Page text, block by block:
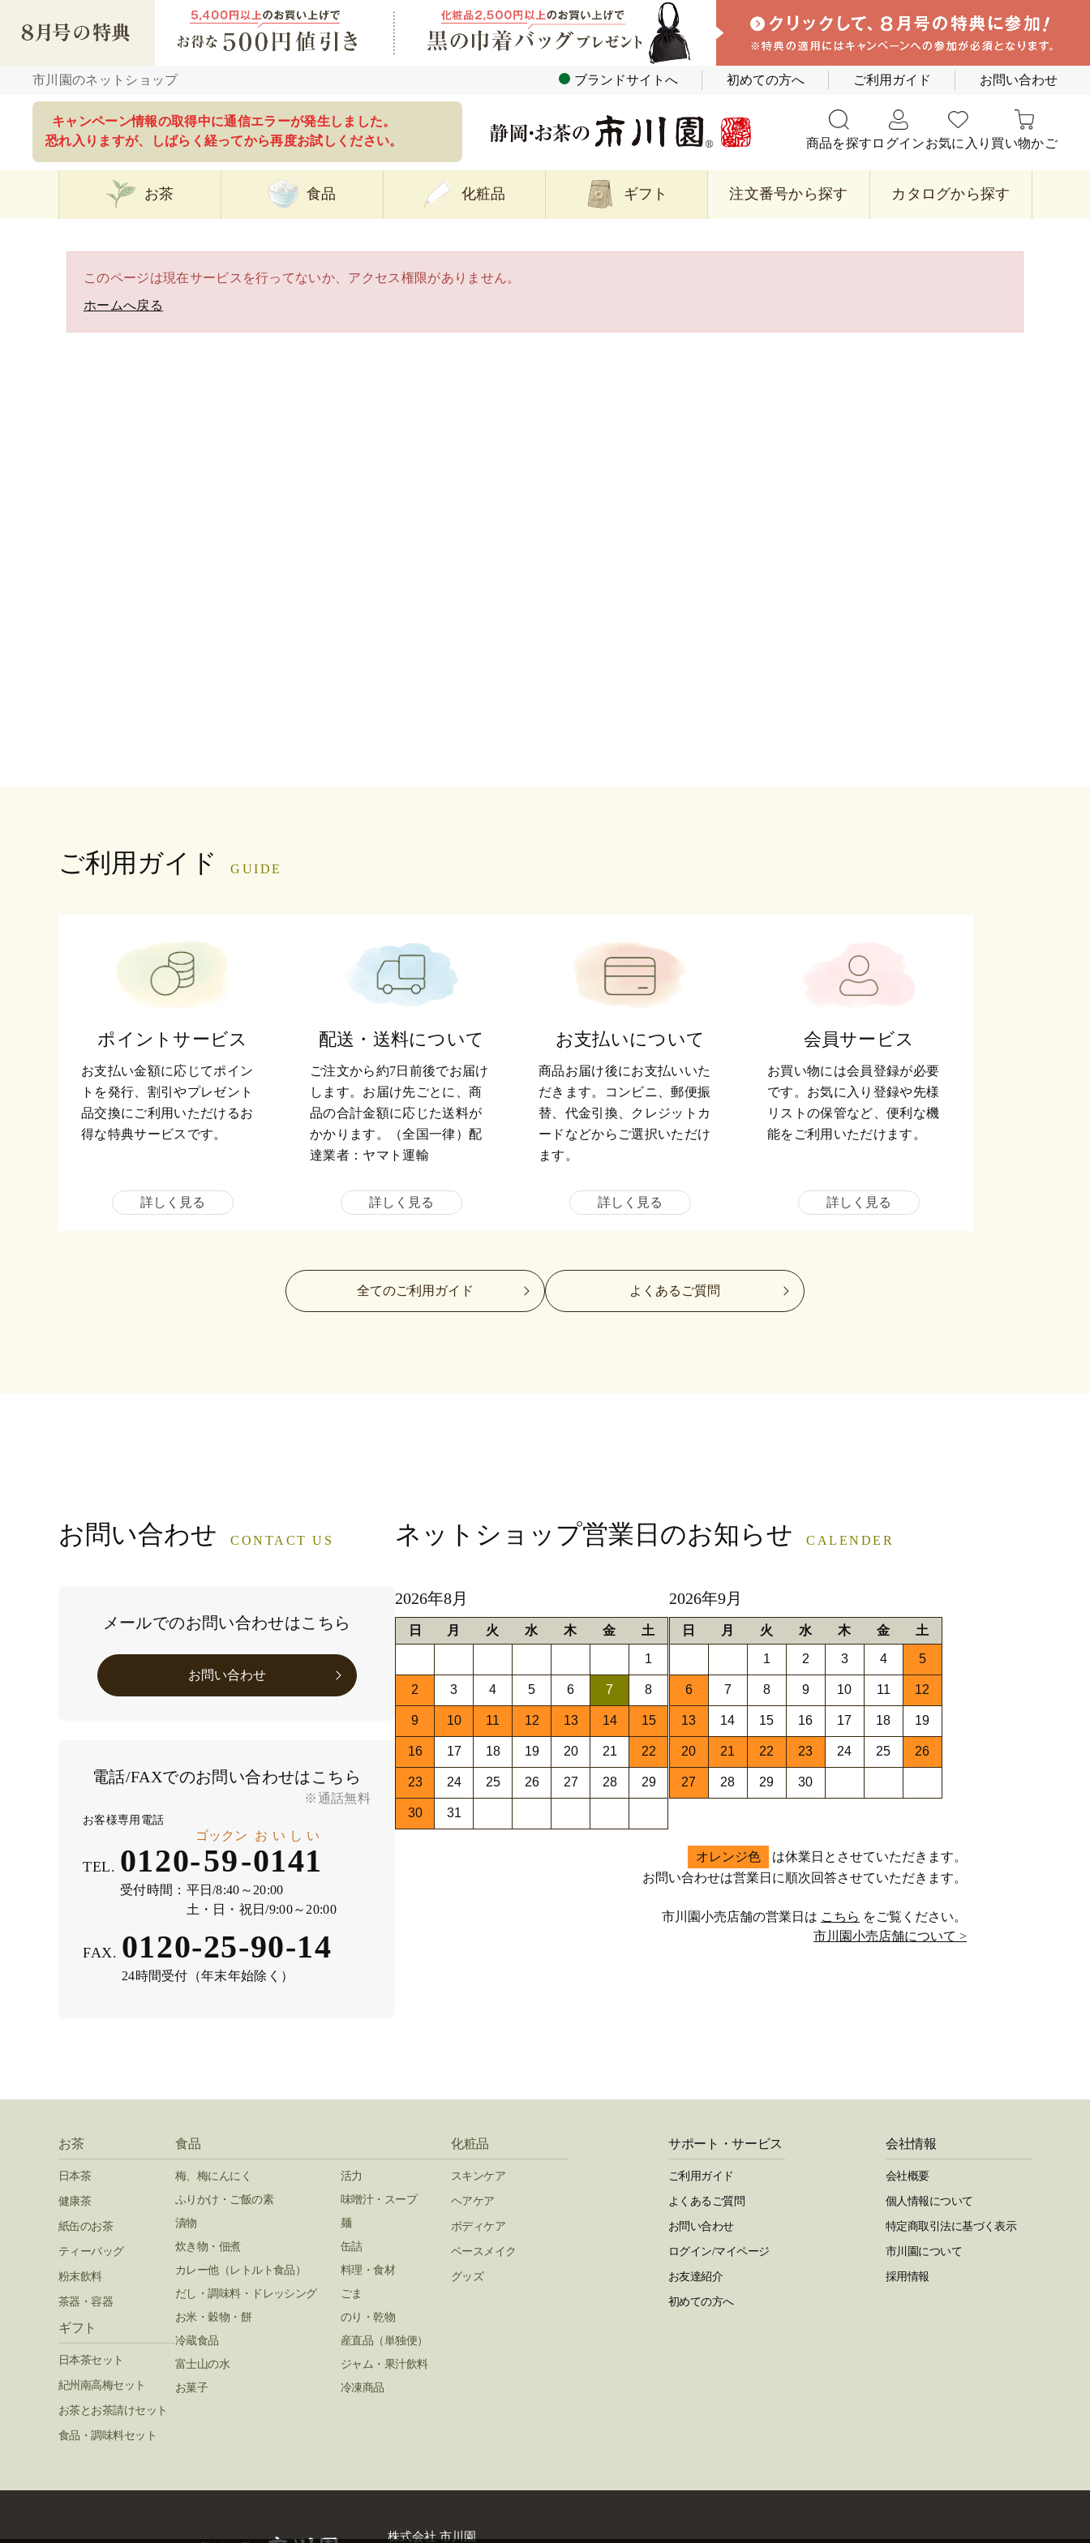
市川園のネットショップ ブランドサイトへ 初めての方へ ご利用ガイド お問い合わせ
キャンペーン情報の取得中に通信エラーが発生しました。
恐れ入りますが、しばらく経ってから再度お試しください。
商品を探す ログインお気に入り 買い物かご
お茶 食品 化粧品 ギフト 注文番号から探す カタログから探す
このページは現在サービスを行ってないか、アクセス権限がありません。
ホームへ戻る
ご利用ガイド GUIDE
ポイントサービス
お支払い金額に応じてポイン
トを発行、割引やプレゼント
品交換にご利用いただけるお
得な特典サービスです。
詳しく見る
配送・送料について
ご注文から約7日前後でお届け
します。お届け先ごとに、商
品の合計金額に応じた送料が
かかります。（全国一律）配
達業者：ヤマト運輸
詳しく見る
お支払いについて
商品お届け後にお支払いいた
だきます。コンビニ、郵便振
替、代金引換、クレジットカ
ードなどからご選択いただけ
ます。
詳しく見る
会員サービス
お買い物には会員登録が必要
です。お気に入り登録や先様
リストの保管など、便利な機
能をご利用いただけます。
詳しく見る
全てのご利用ガイド よくあるご質問
お問い合わせ CONTACT US
メールでのお問い合わせはこちら
お問い合わせ
電話/FAXでのお問い合わせはこちら
※通話無料
お客様専用電話
TEL. 0120-59
ゴックン
-0141
おいしい
受付時間： 平日/8:40～20:00
土・日・祝日/9:00～20:00
FAX. 0120-25-90-14
24時間受付（年末年始除く）
ネットショップ営業日 のお知らせ CALENDER
2026年8月
日 月 火 水 木 金 土
1
2 3 4 5 6 7 8
9 10 11 12 13 14 15
16 17 18 19 20 21 22
23 24 25 26 27 28 29
30 31
2026年9月
日 月 火 水 木 金 土
1 2 3 4 5
6 7 8 9 10 11 12
13 14 15 16 17 18 19
20 21 22 23 24 25 26
27 28 29 30
オレンジ色
は休業日とさせていただきます。
お問い合わせは営業日に順次回答させていただきます。
市川園小売店舗の営業日は こちら をご覧ください。
市川園小売店舗について >
お茶
日本茶
健康茶
紙缶のお茶
ティーバッグ
粉末飲料
茶器・容器
ギフト
日本茶セット
紀州南高梅セット
お茶とお茶請けセット
食品・調味料セット
食品
梅、梅にんにく
活力
ふりかけ・ご飯の素
味噌汁・スープ
漬物
麺
炊き物・佃煮
缶詰
カレー他（レトルト食品）
料理・食材
だし・調味料・ドレッシング
ごま
お米・穀物・餅
のり・乾物
冷蔵食品
産直品（単独便）
富士山の水
ジャム・果汁飲料
お菓子
冷凍商品
化粧品
スキンケア
ヘアケア
ボディケア
ベースメイク
グッズ
サポート・サービス
ご利用ガイド
よくあるご質問
お問い合わせ
ログイン/マイページ
お友達紹介
初めての方へ
会社情報
会社概要
個人情報について
特定商取引法に基づく表示
市川園について
採用情報
株式会社 市川園